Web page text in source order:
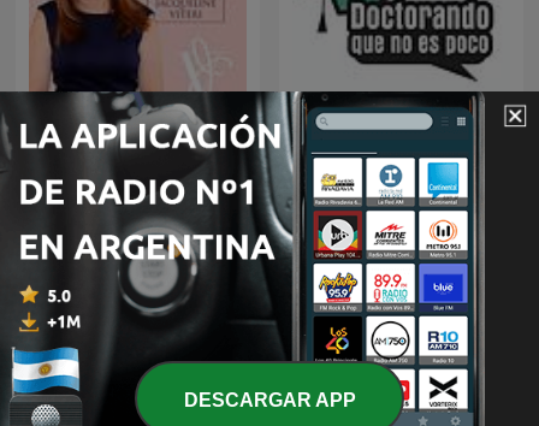
Doctorando, que no es
poco
DESCARGAR APP